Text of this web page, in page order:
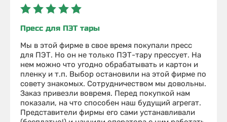
Пресс для ПЭТ тары
Мы в этой фирме в свое время покупали пресс
для ПЭТ. Но он не только ПЭТ-тару прессует. На
нем можно что угодно обрабатывать и картон и
пленку и т.п. Выбор остановили на этой фирме по
совету знакомых. Сотрудничеством мы довольны.
Заказ привезли вовремя. Перед покупкой нам
показали, на что способен наш будущий агрегат.
Представители фирмы его сами устанавливали